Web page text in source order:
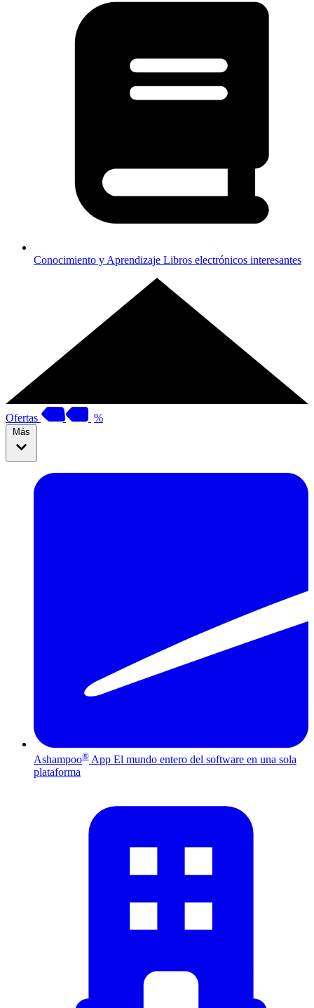
Conocimiento y Aprendizaje Libros electrónicos interesantes
Ofertas %
Más
Ashampoo® App El mundo entero del software en una sola
plataforma